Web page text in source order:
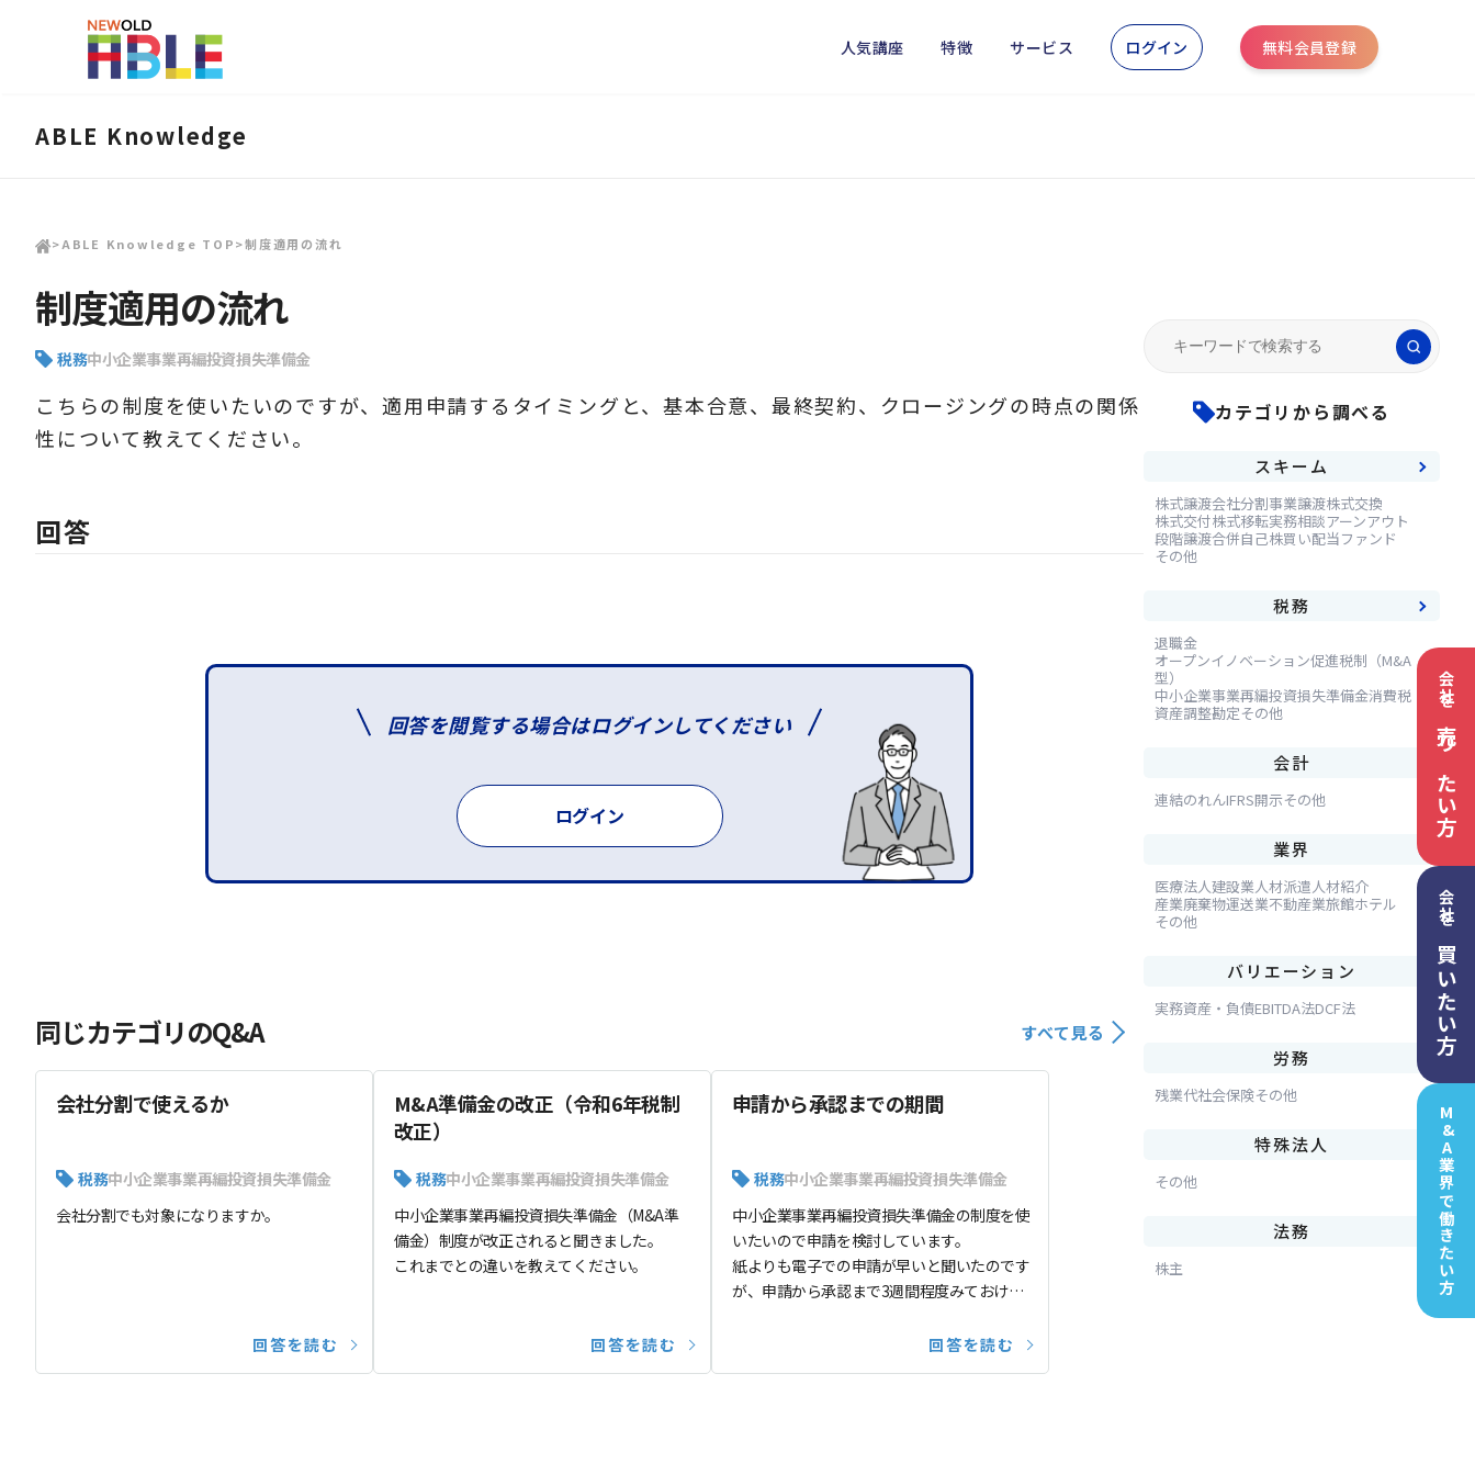
人気講座 特徴 サービス ログイン 無料会員登録
ABLE Knowledge
>ABLE Knowledge TOP>制度適用の流れ
制度適用の流れ
税務中小企業事業再編投資損失準備金
こちらの制度を使いたいのですが、適用申請するタイミングと、基本合意、最終契約、クロージングの時点の関係
性について教えてください。
回答
回答を閲覧する場合はログインしてください
ログイン
同じカテゴリのQ&A すべて見る
会社分割で使えるか
税務中小企業事業再編投資損失準備金
会社分割でも対象になりますか。
回答を読む
M&A準備金の改正（令和6年税制
改正）
税務中小企業事業再編投資損失準備金
中小企業事業再編投資損失準備金（M&A準
備金）制度が改正されると聞きました。
これまでとの違いを教えてください。
回答を読む
申請から承認までの期間
税務中小企業事業再編投資損失準備金
中小企業事業再編投資損失準備金の制度を使
いたいので申請を検討しています。
紙よりも電子での申請が早いと聞いたのです
が、申請から承認まで3週間程度みておけば
回答を読む
for:
カテゴリから調べる
スキーム
株式譲渡会社分割事業譲渡株式交換
株式交付株式移転実務相談アーンアウト
段階譲渡合併自己株買い配当ファンド
その他
税務
退職金
オープンイノベーション促進税制（M&A
型）
中小企業事業再編投資損失準備金消費税
資産調整勘定その他
会計
連結のれんIFRS開示その他
業界
医療法人建設業人材派遣人材紹介
産業廃棄物運送業不動産業旅館ホテル
その他
バリエーション
実務資産・負債EBITDA法DCF法
労務
残業代社会保険その他
特殊法人
その他
法務
株主
会社を
売りたい方
会社を
買いたい方
M&A業界で
働きたい方